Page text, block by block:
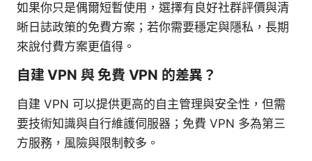
如果你只是偶爾短暫使用，選擇有良好社群評價與清
晰日誌政策的免費方案；若你需要穩定與隱私，長期
來說付費方案更值得。
自建 VPN 與 免費 VPN 的差異？
自建 VPN 可以提供更高的自主管理與安全性，但需
要技術知識與自行維護伺服器；免費 VPN 多為第三
方服務，風險與限制較多。